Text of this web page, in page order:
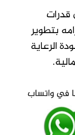
قدرات
بتطوير
الرعاية